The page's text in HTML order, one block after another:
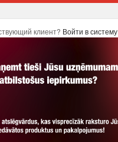
клиент? Войти в систему